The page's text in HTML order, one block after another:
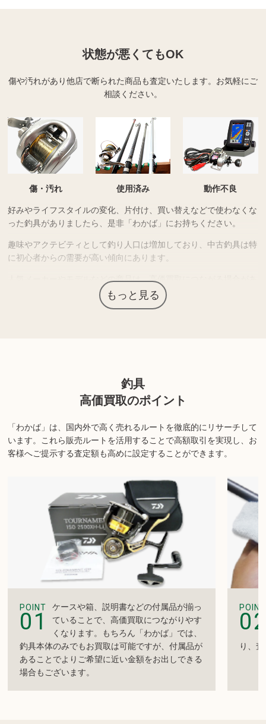
状態が悪くてもOK
傷や汚れがあり他店で断られた商品も査定いたします。 お気軽にご
相談ください。
傷・汚れ 使用済み 動作不良
好みやライフスタイルの変化、片付け、買い替えなどで使わなくな
った釣具がありましたら、是非「わかば」にお持ちください。
趣味やアクテビティとして釣り人口は増加しており、中古釣具は特
に初心者からの需要が高い傾向にあります。
人気メーカーやモデルなどの商品は、高価買取につながる場合があ
す。詳しくは店舗までお問い合わせください。
もっと見る
釣具
高価買取のポイント
「わかば」は、国内外で高く売れるルートを徹底的にリサーチして
います。 これら販売ルートを活用することで高額取引を実現し、お
客様へご提示する査定額も高めに設定することができます。
POINT
01
ケースや箱、説明書などの付属品が揃っ
ていることで、高価買取につながりやす
くなります。もちろん「わかば」では、
釣具本体のみでもお買取は可能ですが、付属品が
あることでよりご希望に近い金額をお出しできる
場合もございます。
POINT
り、